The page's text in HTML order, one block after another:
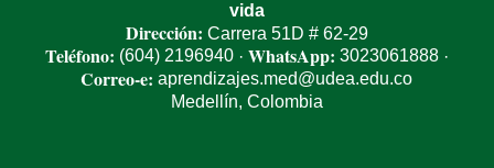
vida
Dirección: Carrera 51D # 62-29
Teléfono: (604) 2196940· WhatsApp: 3023061888·
Correo-e: aprendizajes.med@udea.edu.co
Medellín, Colombia